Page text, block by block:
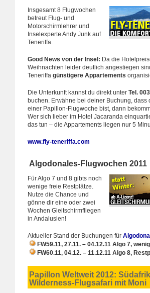
Insgesamt 8 Flugwochen
betreut Flug- und
Motorschirmlehrer und
Inselexperte Andy Junk auf
Teneriffa.
Good News von der Insel: Da die
Weihnachten leider deutlich angestiegen
Teneriffa günstigere Appartements
Die Unterkunft kannst du direkt unter Tel.
buchen. Erwähne bei deiner Buchung, dass
einer Papillon-Flugwoche bist, dann
Wer sich lieber im Hotel Jacaranda
das tun – die Appartements liegen nur 5
www.fly-teneriffa.com
Algodonales-Flugwochen 2011
Für Algo 7 und 8 gibts noch
wenige freie Restplätze.
Nutze die Chance und
gönne dir eine oder zwei
Wochen Gleitschirmfliegen
in Andalusien!
Aktueller Stand der Buchungen für
FW59.11, 27.11. – 04.12.11 Algo 7,
FW60.11, 04.12. – 11.12.11 Algo 8,
Papillon Weltweit 2012:
Wilderness-Flugsafari mit Moni